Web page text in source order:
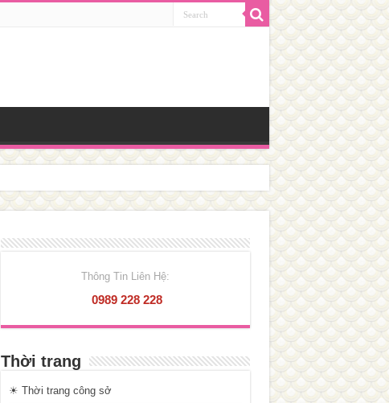
Thông Tin Liên Hệ:
0989 228 228
Thời trang
☀ Thời trang công sở